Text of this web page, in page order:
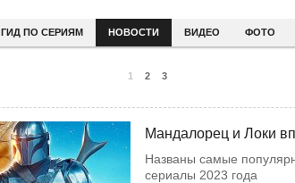
ГИД ПО СЕРИЯМ НОВОСТИ ВИДЕО ФОТО
1 2 3
Мандалорец и Локи
Названы самые
сериалы 2023 года